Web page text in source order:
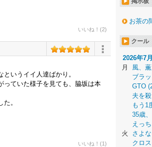
いいね！(2)
いうイイ人達ばかり。
っていた様子を見ても、脇坂は本
。
いいね！(1)
お茶の
クール
2026年7
月
風、
ブラ
GTO
夫を
もう1
35歳
えっ
火
さよ
クロ